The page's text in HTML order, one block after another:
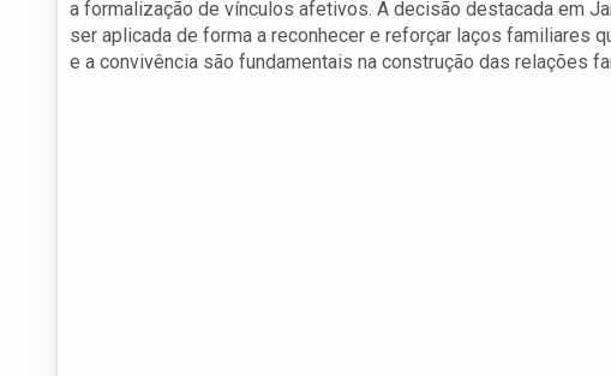
a formalização de vínculos afetivos. A decisão destacada em
ser aplicada de forma a reconhecer e reforçar laços familiares
e a convivência são fundamentais na construção das relações